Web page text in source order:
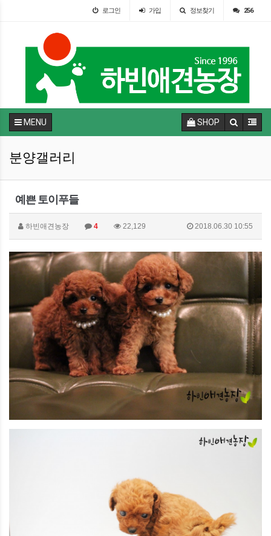
로그인 가입 정보찾기 256
MENU SHOP
분양갤러리
예쁜 토이푸들
하빈애견농장 4 22,129 2018.06.30 10:55